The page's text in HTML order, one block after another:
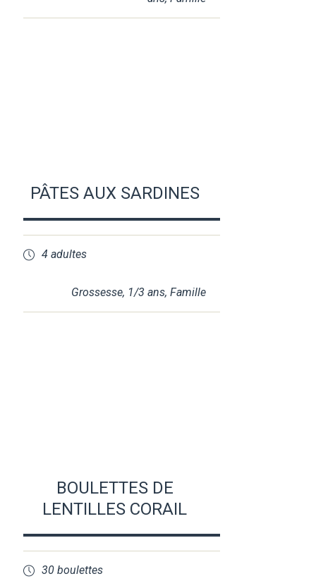
PÂTES AUX SARDINES
4 adultes
Grossesse, 1/3 ans,Famille
BOULETTES DE
LENTILLES CORAIL
30 boulettes